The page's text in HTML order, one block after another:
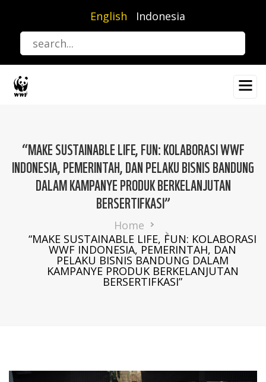
content
English Indonesia
“MAKE SUSTAINABLE LIFE, FUN: KOLABORASI WWF
INDONESIA, PEMERINTAH, DAN PELAKU BISNIS BANDUNG
DALAM KAMPANYE PRODUK BERKELANJUTAN
BERSERTIFKASI”
Home
“MAKE SUSTAINABLE LIFE, FUN: KOLABORASI
WWF INDONESIA, PEMERINTAH, DAN
PELAKU BISNIS BANDUNG DALAM
KAMPANYE PRODUK BERKELANJUTAN
BERSERTIFKASI”